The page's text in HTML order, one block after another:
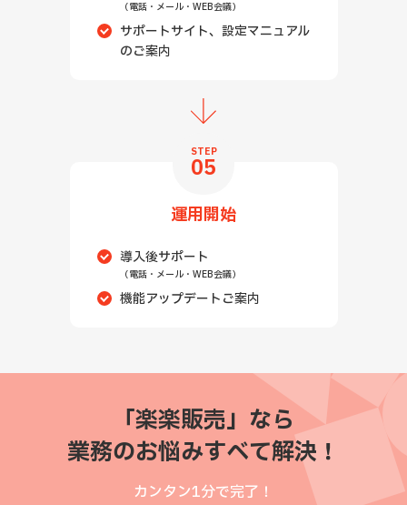
（電話・メール・WEB会議）
サポートサイト、設定マニュアル
のご案内
STEP
05
運用開始
導入後サポート
（電話・メール・WEB会議）
機能アップデートご案内
「楽楽販売」なら
業務のお悩みすべて解決！
カンタン1分で完了！